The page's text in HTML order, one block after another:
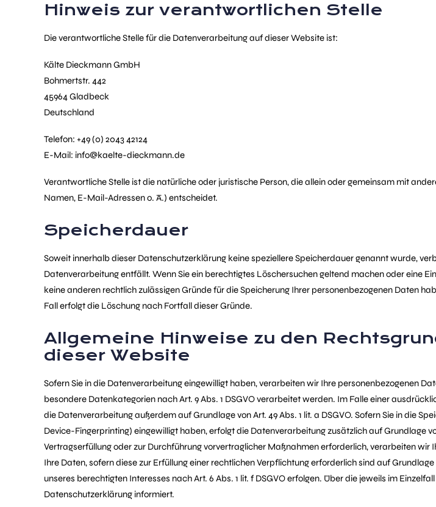
Hinweis zur verantwortlichen Stelle
Die verantwortliche Stelle für die Datenverarbeitung auf dieser Website ist:
Kälte Dieckmann GmbH
Bohmertstr. 442
45964 Gladbeck
Deutschland
Telefon: +49 (0) 2043 42124
E-Mail: info@kaelte-dieckmann.de
Verantwortliche Stelle ist die natürliche oder juristische Person, die allein oder gemeinsam mit
Namen, E-Mail-Adressen o. Ä.) entscheidet.
Speicherdauer
Soweit innerhalb dieser Datenschutzerklärung keine speziellere Speicherdauer genannt wurde,
Datenverarbeitung entfällt. Wenn Sie ein berechtigtes Löschersuchen geltend machen oder eine
keine anderen rechtlich zulässigen Gründe für die Speicherung Ihrer personenbezogenen Daten
Fall erfolgt die Löschung nach Fortfall dieser Gründe.
Allgemeine Hinweise zu den
dieser Website
Sofern Sie in die Datenverarbeitung eingewilligt haben, verarbeiten wir Ihre personenbezogenen
besondere Datenkategorien nach Art. 9 Abs. 1 DSGVO verarbeitet werden. Im Falle einer
die Datenverarbeitung außerdem auf Grundlage von Art. 49 Abs. 1 lit. a DSGVO. Sofern Sie in die
Device-Fingerprinting) eingewilligt haben, erfolgt die Datenverarbeitung zusätzlich auf Grundlage
Vertragserfüllung oder zur Durchführung vorvertraglicher Maßnahmen erforderlich, verarbeiten wir
Ihre Daten, sofern diese zur Erfüllung einer rechtlichen Verpflichtung erforderlich sind auf
unseres berechtigten Interesses nach Art. 6 Abs. 1 lit. f DSGVO erfolgen. Über die jeweils im
Datenschutzerklärung informiert.